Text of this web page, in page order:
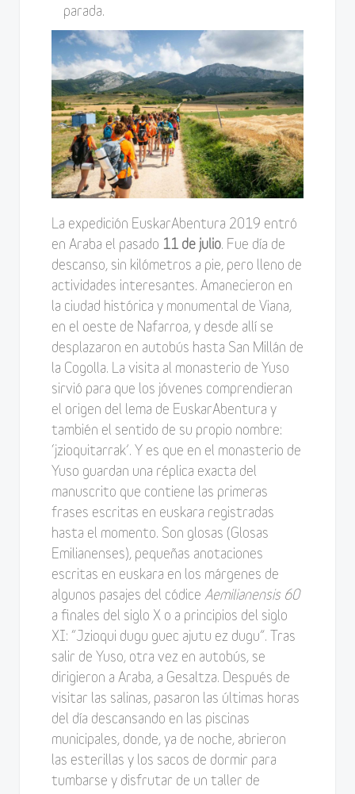
parada.
La expedición EuskarAbentura 2019 entró
en Araba el pasado 11 de julio. Fue día de
descanso, sin kilómetros a pie, pero lleno de
actividades interesantes. Amanecieron en
la ciudad histórica y monumental de Viana,
en el oeste de Nafarroa, y desde allí se
desplazaron en autobús hasta San Millán de
la Cogolla. La visita al monasterio de Yuso
sirvió para que los jóvenes comprendieran
el origen del lema de EuskarAbentura y
también el sentido de su propio nombre:
‘jzioquitarrak’. Y es que en el monasterio de
Yuso guardan una réplica exacta del
manuscrito que contiene las primeras
frases escritas en euskara registradas
hasta el momento. Son glosas (Glosas
Emilianenses), pequeñas anotaciones
escritas en euskara en los márgenes de
algunos pasajes del códice Aemilianensis 60
a finales del siglo X o a principios del siglo
XI: “Jzioqui dugu guec ajutu ez dugu”. Tras
salir de Yuso, otra vez en autobús, se
dirigieron a Araba, a Gesaltza. Después de
visitar las salinas, pasaron las últimas horas
del día descansando en las piscinas
municipales, donde, ya de noche, abrieron
las esterillas y los sacos de dormir para
tumbarse y disfrutar de un taller de